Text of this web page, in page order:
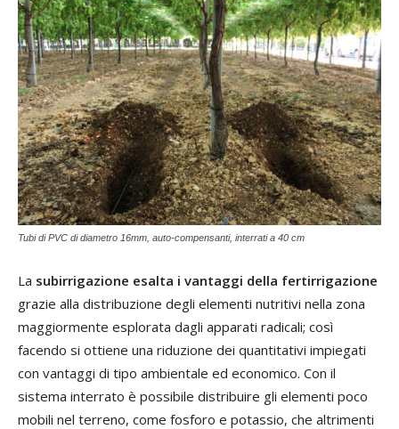
Tubi di PVC di diametro 16mm, auto-compensanti, interrati a 40 cm
La subirrigazione esalta i vantaggi della fertirrigazione
grazie alla distribuzione degli elementi nutritivi nella zona
maggiormente esplorata dagli apparati radicali; così
facendo si ottiene una riduzione dei quantitativi impiegati
con vantaggi di tipo ambientale ed economico. Con il
sistema interrato è possibile distribuire gli elementi poco
mobili nel terreno, come fosforo e potassio, che altrimenti